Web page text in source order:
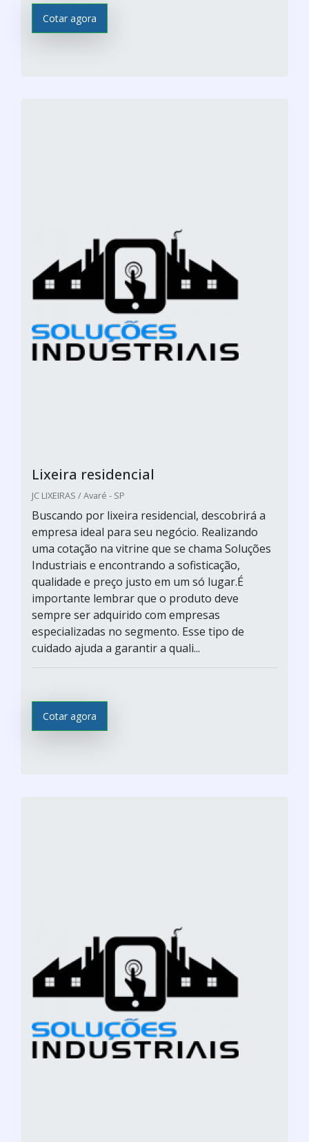
Cotar agora
Lixeira residencial
JC LIXEIRAS / Avaré - SP
Buscando por lixeira residencial, descobrirá a
empresa ideal para seu negócio. Realizando
uma cotação na vitrine que se chama Soluções
Industriais e encontrando a sofisticação,
qualidade e preço justo em um só lugar.É
importante lembrar que o produto deve
sempre ser adquirido com empresas
especializadas no segmento. Esse tipo de
cuidado ajuda a garantir a quali...
Cotar agora